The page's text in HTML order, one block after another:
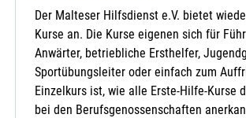
Der Malteser Hilfsdienst e.V. bietet
Kurse an. Die Kurse eigenen sich für
Anwärter, betriebliche Ersthelfer,
Sportübungsleiter oder einfach zum
Einzelkurs ist, wie alle Erste-Hilfe-Kurse
bei den Berufsgenossenschaften